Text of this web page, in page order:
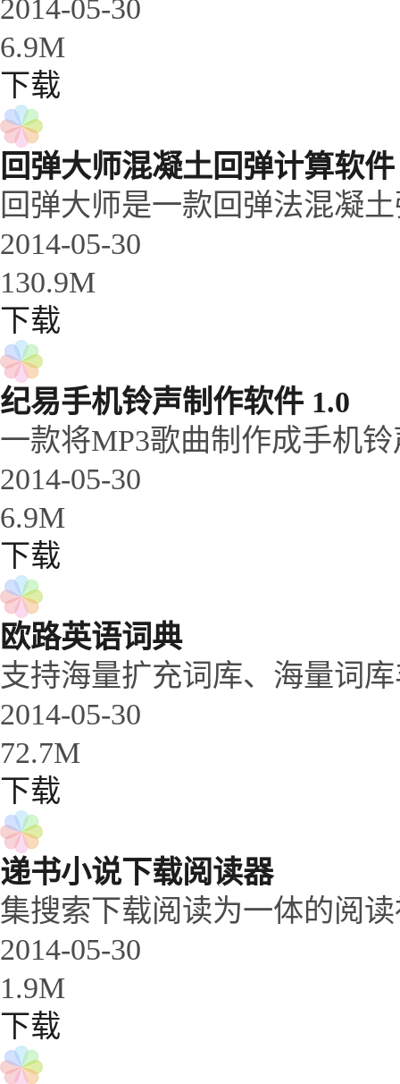
2014-05-30
6.9M
下载
回弹大师混凝土回弹计算软件
回弹大师是一款回弹法混凝
2014-05-30
130.9M
下载
纪易手机铃声制作软件 1.0
一款将MP3歌曲制作成手机
2014-05-30
6.9M
下载
欧路英语词典
支持海量扩充词库、海量词
2014-05-30
72.7M
下载
递书小说下载阅读器
集搜索下载阅读为一体的阅
2014-05-30
1.9M
下载